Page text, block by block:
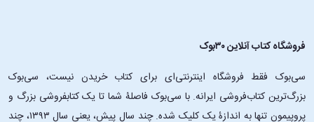
فروشگاه کتاب آنلاین ۳۰بوک
سی‌بوک فقط فروشگاه اینترنتی‌ای برای کتاب خریدن نیست، سی‌بوک
بزرگ‌ترین کتاب‌فروشی ایرانه. با سی‌بوک فاصلۀ شما تا یک کتابفروشی بزرگ و
پروپیمون تنها به اندازۀ یک کلیک شده. چند سال پیش، یعنی سال ۱۳۹۳، چند